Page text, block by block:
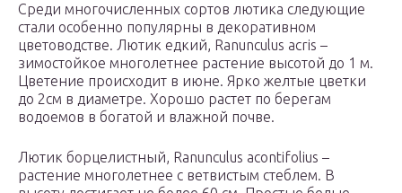
Среди многочисленных сортов лютика следующие
стали особенно популярны в декоративном
цветоводстве. Лютик едкий, Ranunculus acris –
зимостойкое многолетнее растение высотой до 1 м.
Цветение происходит в июне. Ярко желтые цветки
до 2см в диаметре. Хорошо растет по берегам
водоемов в богатой и влажной почве.
Лютик борцелистный, Ranunculus acontifolius –
растение многолетнее с ветвистым стеблем. В